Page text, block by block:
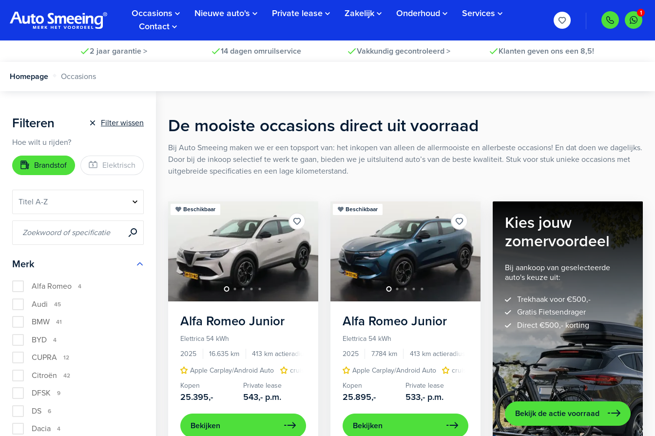
Occasions Nieuwe auto's Private lease Zakelijk Onderhoud
Services
Contact
2 jaar garantie > 14 dagen omruilservice Vakkundig gecontroleerd > Klanten geven ons een 8,5!
Homepage Occasions
Filteren
Filter wissen
Hoe wilt u rijden?
Brandstof Elektrisch
Merk
Alfa Romeo 4
Audi 45
BMW 41
BYD 4
CUPRA 12
Citroën 42
DFSK 9
DS 6
Dacia 4
De mooiste occasions direct uit voorraad
Bij Auto Smeeing maken we er een topsport van: het inkopen van alleen de allermooiste en allerbeste occasions! En dat doen we dagelijks.
Door bij de inkoop selectief te werk te gaan, bieden we je uitsluitend auto’s van de beste kwaliteit. Stuk voor stuk unieke occasions met
uitgebreide specificaties en een lage kilometerstand.
Beschikbaar
Alfa Romeo Junior
Elettrica 54 kWh
2025
16.635 km 413 km actieradius
Elektrisch
Apple Carplay/Android Auto
cruise control adaptief LED koplampen lichtmetalen velgen 5-spaaks 18"
volledig digitaal
Kopen
25.395,-
Private lease
543,- p.m.
Bekijken
Beschikbaar
Alfa Romeo Junior
Elettrica 54 kWh
2025
7.784 km 413 km actieradius
Elektrisch
Apple Carplay/Android Auto
cruise control adaptief LED koplampen
lichtmetalen
Kopen
25.895,-
Private lease
533,- p.m.
Bekijken
Kies jouw
zomervoordeel
Bij aankoop van geselecteerde
auto's keuze uit:
Trekhaak voor €500,-
Gratis Fietsendrager
Direct €500,- korting
Bekijk de actie voorraad